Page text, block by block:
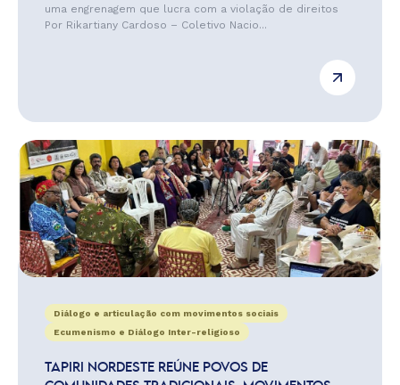
uma engrenagem que lucra com a violação de direitos
Por Rikartiany Cardoso – Coletivo Nacio...
Diálogo e articulação com movimentos sociais
Ecumenismo e Diálogo Inter-religioso
TAPIRI NORDESTE REÚNE POVOS DE